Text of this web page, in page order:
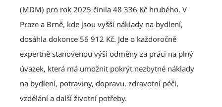
(MDM) pro rok 2025 činila 48 336 Kč hrubého. V
Praze a Brně, kde jsou vyšší náklady na bydlení,
dosáhla dokonce 56 912 Kč. Jde o každoročně
expertně stanovenou výši odměny za práci na plný
úvazek, která má umožnit pokrýt nezbytné náklady
na bydlení, potraviny, dopravu, zdravotní péči,
vzdělání a další životní potřeby.